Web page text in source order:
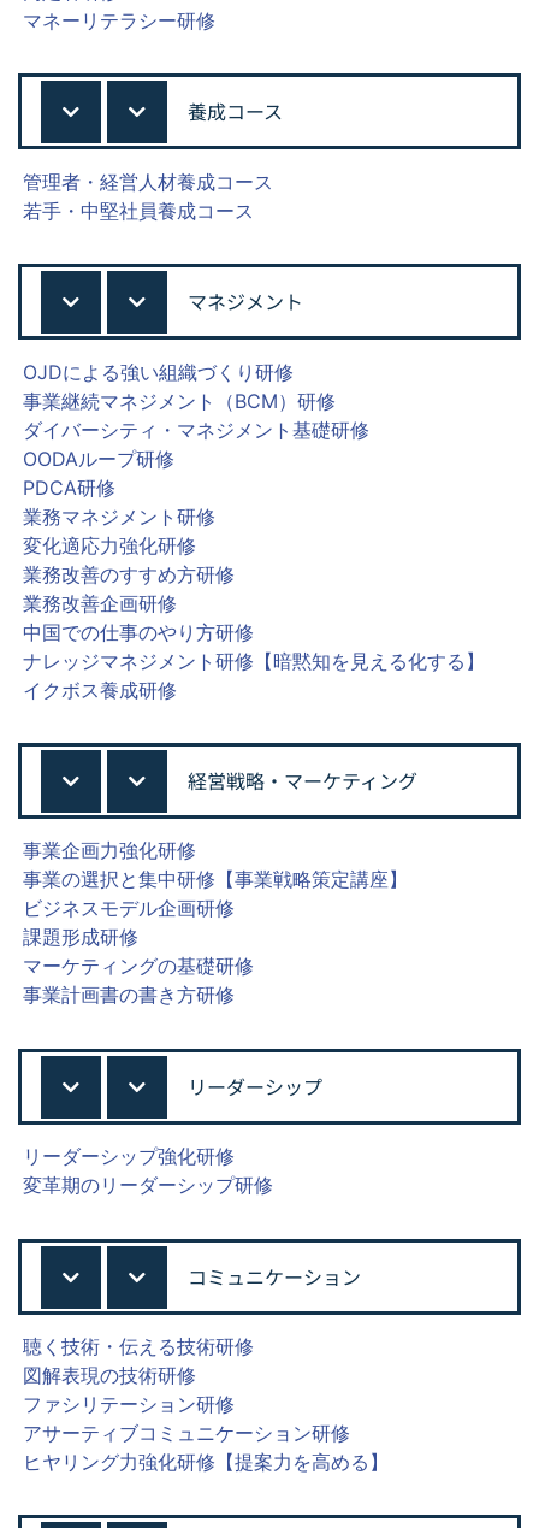
マネーリテラシー研修
養成コース
管理者・経営人材養成コース
若手・中堅社員養成コース
マネジメント
OJDによる強い組織づくり研修
事業継続マネジメント（BCM）研修
ダイバーシティ・マネジメント基礎研修
OODAループ研修
PDCA研修
業務マネジメント研修
変化適応力強化研修
業務改善のすすめ方研修
業務改善企画研修
中国での仕事のやり方研修
ナレッジマネジメント研修【暗黙知を見える化する】
イクボス養成研修
経営戦略・マーケティング
事業企画力強化研修
事業の選択と集中研修【事業戦略策定講座】
ビジネスモデル企画研修
課題形成研修
マーケティングの基礎研修
事業計画書の書き方研修
リーダーシップ
リーダーシップ強化研修
変革期のリーダーシップ研修
コミュニケーション
聴く技術・伝える技術研修
図解表現の技術研修
ファシリテーション研修
アサーティブコミュニケーション研修
ヒヤリング力強化研修【提案力を高める】